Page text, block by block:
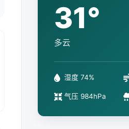
31°
多云
湿度 74%
气压 984hPa